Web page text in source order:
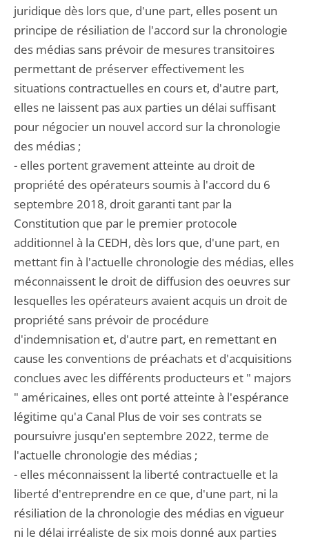
juridique dès lors que, d'une part, elles posent un
principe de résiliation de l'accord sur la chronologie
des médias sans prévoir de mesures transitoires
permettant de préserver effectivement les
situations contractuelles en cours et, d'autre part,
elles ne laissent pas aux parties un délai suffisant
pour négocier un nouvel accord sur la chronologie
des médias ;
- elles portent gravement atteinte au droit de
propriété des opérateurs soumis à l'accord du 6
septembre 2018, droit garanti tant par la
Constitution que par le premier protocole
additionnel à la CEDH, dès lors que, d'une part, en
mettant fin à l'actuelle chronologie des médias, elles
méconnaissent le droit de diffusion des oeuvres sur
lesquelles les opérateurs avaient acquis un droit de
propriété sans prévoir de procédure
d'indemnisation et, d'autre part, en remettant en
cause les conventions de préachats et d'acquisitions
conclues avec les différents producteurs et " majors
" américaines, elles ont porté atteinte à l'espérance
légitime qu'a Canal Plus de voir ses contrats se
poursuivre jusqu'en septembre 2022, terme de
l'actuelle chronologie des médias ;
- elles méconnaissent la liberté contractuelle et la
liberté d'entreprendre en ce que, d'une part, ni la
résiliation de la chronologie des médias en vigueur
ni le délai irréaliste de six mois donné aux parties